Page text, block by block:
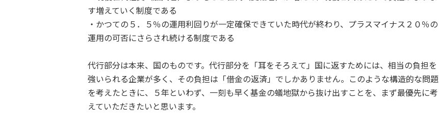
す増えていく制度である
・かつての５．５％の運用利回りが一定確保できていた時代が終わり、プラスマイナス２０％の
運用の可否にさらされ続ける制度である
代行部分は本来、国のものです。代行部分を「耳をそろえて」国に返すためには、相当の負担を
強いられる企業が多く、その負担は「借金の返済」でしかありません。このような構造的な問題
を考えたときに、５年といわず、一刻も早く基金の蟻地獄から抜け出すことを、まず最優先に考
えていただきたいと思います。